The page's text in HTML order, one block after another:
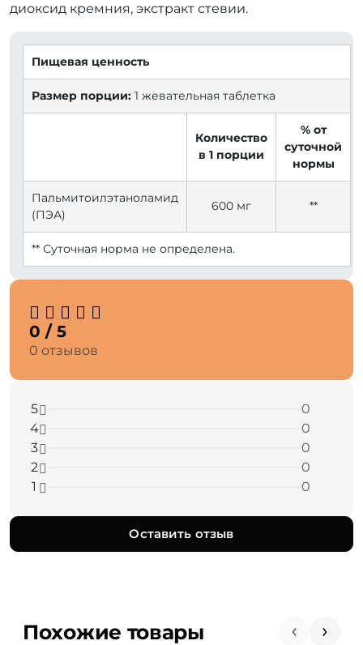
диоксид кремния, экстракт стевии.
Пищевая ценность
Размер порции: 1 жевательная таблетка
Количество
в 1 порции
% от
суточной
нормы
Пальмитоилэтаноламид
(ПЭА)
600 мг **
** Суточная норма не определена.
0 / 5
0 отзывов
5
0
4
0
3
0
2
0
1
0
Оставить отзыв
Похожие товары